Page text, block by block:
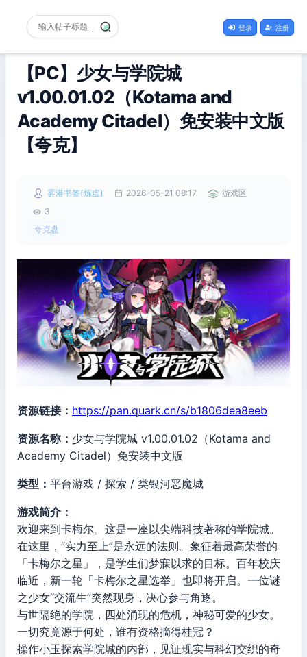
登录 注册
【PC】少女与学院城
v1.00.01.02（Kotama and
Academy Citadel）免安装中文版
【夸克】
雾港书签(炼虚) 2026-05-21 08:17
游戏区
3
夸克盘
资源链接： https://pan.quark.cn/s/b1806dea8eeb
资源名称： 少女与学院城 v1.00.01.02（Kotama and
Academy Citadel）免安装中文版
类型： 平台游戏 / 探索 / 类银河恶魔城
游戏简介：
欢迎来到卡梅尔。这是一座以尖端科技著称的学院城。
在这里，“实力至上”是永远的法则。象征着最高荣誉的
「卡梅尔之星」，是学生们梦寐以求的目标。百年校庆
临近，新一轮「卡梅尔之星选举」也即将开启。一位谜
之少女“交流生”突然现身，决心参与角逐。
与世隔绝的学院，四处涌现的危机，神秘可爱的少女。
一切究竟源于何处，谁有资格摘得桂冠？
操作小玉探索学院城的内部，见证现实与科幻交织的奇